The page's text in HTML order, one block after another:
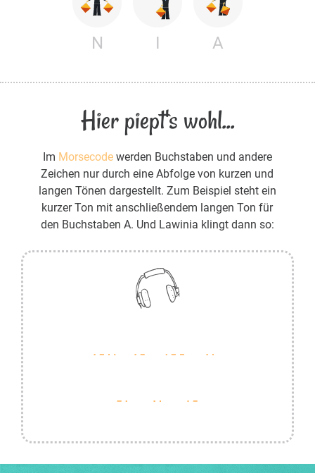
N I A
Hier piept's wohl...
Im Morsecodewerden Buchstaben und andere
Zeichen nur durch eine Abfolge von kurzen und
langen Tönen dargestellt. Zum Beispiel steht ein
kurzer Ton mit anschließendem langen Ton für
den Buchstaben A. Und Lawinia klingt dann so: